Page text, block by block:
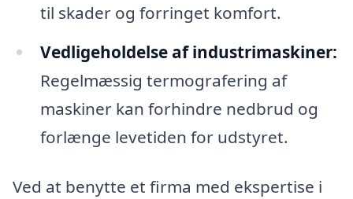
til skader og forringet komfort.
Vedligeholdelse af industrimaskiner:
Regelmæssig termografering af
maskiner kan forhindre nedbrud og
forlænge levetiden for udstyret.
Ved at benytte et firma med ekspertise i